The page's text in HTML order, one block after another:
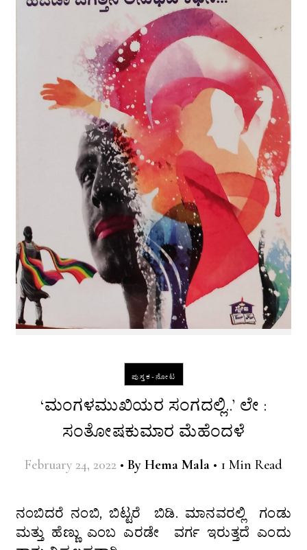
ಪುಸ್ತಕ-ನೋಟ
‘ಮಂಗಳಮುಖಿಯರ ಸಂಗದಲ್ಲಿ..’ ಲೇ :
ಸಂತೋಷಕುಮಾರ ಮೆಹೆಂದಳೆ
February 24, 2022 • By Hema Mala • 1 Min Read
ನಂಬಿದರೆ ನಂಬಿ, ಬಿಟ್ಟರೆ ಬಿಡಿ. ಮಾನವರಲ್ಲಿ ಗಂಡು
ಮತ್ತು ಹೆಣ್ಣು ಎಂಬ ಎರಡೇ ವರ್ಗ ಇರುತ್ತದೆ ಎಂದು